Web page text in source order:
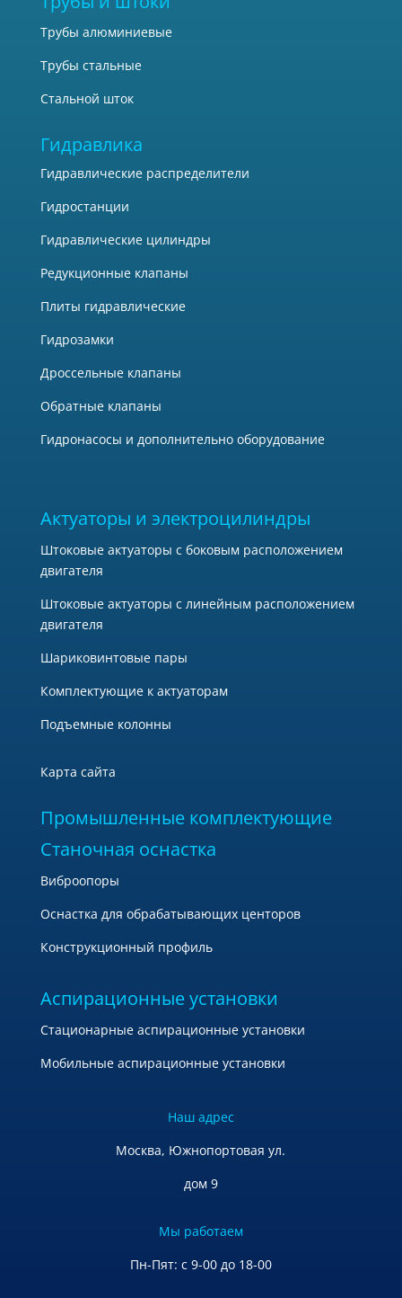
Трубы алюминиевые
Трубы стальные
Стальной шток
Гидравлика
Гидравлические распределители
Гидростанции
Гидравлические цилиндры
Редукционные клапаны
Плиты гидравлические
Гидрозамки
Дроссельные клапаны
Обратные клапаны
Гидронасосы и дополнительно оборудование
Актуаторы и электроцилиндры
Штоковые актуаторы с боковым расположением
двигателя
Штоковые актуаторы с линейным расположением
двигателя
Шариковинтовые пары
Комплектующие к актуаторам
Подъемные колонны
Карта сайта
Промышленные комплектующие
Станочная оснастка
Виброопоры
Оснастка для обрабатывающих центоров
Конструкционный профиль
Аспирационные установки
Стационарные аспирационные установки
Мобильные аспирационные установки
Наш адрес
Москва, Южнопортовая ул.
дом 9
Мы работаем
Пн-Пят: с 9-00 до 18-00